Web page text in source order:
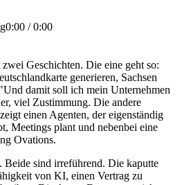
0:00 /0:00
Geschichten. Die eine geht so:
generieren, Sachsen
damit soll ich mein Unternehmen
viel Zustimmung. Die andere
einen Agenten, der eigenständig
Meetings plant und nebenbei eine
Ovations.
Beide sind irreführend. Die kaputte
von KI, einen Vertrag zu